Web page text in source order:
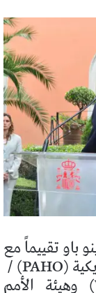
باو تقييماً مع
ممثلي منظمة الصحة للبلدان الأمريكية (PAHO) / ​​
منظمة الصحة العالمية (WHO) وهيئة الأمم